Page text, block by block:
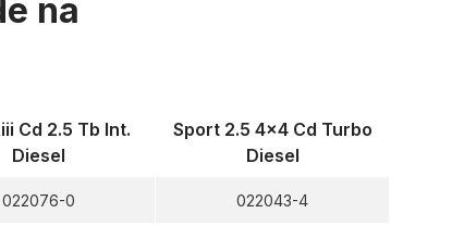
na
Cd 2.5 Tb Int.
Diesel
022076-0
Sport 2.5 4x4 Cd Turbo
Diesel
022043-4